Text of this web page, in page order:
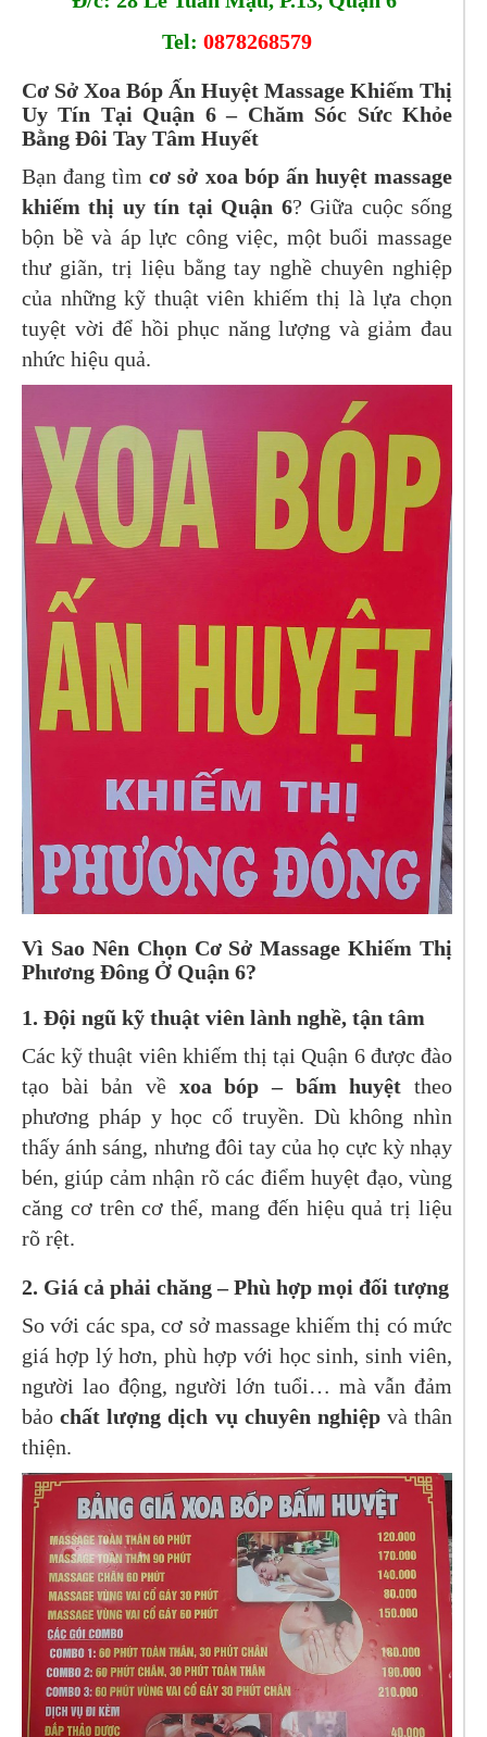
Tel: 0878268579
Cơ Sở Xoa Bóp Ấn Huyệt Massage Khiếm Thị
Uy Tín Tại Quận 6 – Chăm Sóc Sức Khỏe
Bằng Đôi Tay Tâm Huyết
Bạn đang tìmcơ sở xoa bóp ấn huyệt massage
khiếm thị uy tín tại Quận 6? Giữa cuộc sống
bộn bề và áp lực công việc, một buổi massage
thư giãn, trị liệu bằng tay nghề chuyên nghiệp
của những kỹ thuật viên khiếm thị là lựa chọn
tuyệt vời để hồi phục năng lượng và giảm đau
nhức hiệu quả.
Vì Sao Nên Chọn Cơ Sở Massage Khiếm Thị
Phương Đông Ở Quận 6?
1. Đội ngũ kỹ thuật viên lành nghề, tận tâm
Các kỹ thuật viên khiếm thị tại Quận 6 được đào
tạo bài bản về xoa bóp – bấm huyệt theo
phương pháp y học cổ truyền. Dù không nhìn
thấy ánh sáng, nhưng đôi tay của họ cực kỳ nhạy
bén, giúp cảm nhận rõ các điểm huyệt đạo, vùng
căng cơ trên cơ thể, mang đến hiệu quả trị liệu
rõ rệt.
2. Giá cả phải chăng – Phù hợp mọi đối tượng
So với các spa, cơ sở massage khiếm thị có mức
giá hợp lý hơn, phù hợp với học sinh, sinh viên,
người lao động, người lớn tuổi… mà vẫn đảm
bảochất lượng dịch vụ chuyên nghiệpvà thân
thiện.